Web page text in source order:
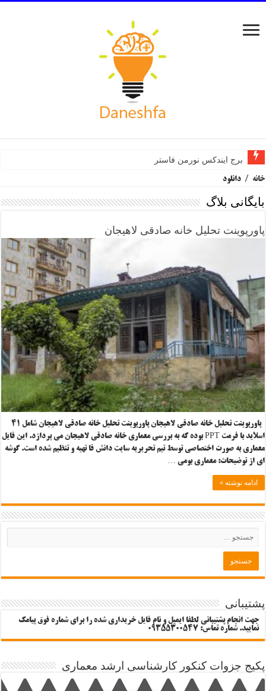
برج ایندکس نورمن فاستر
خانه / دانلود
بایگانی بلاگ
پاورپوینت تحلیل خانه صادقی لاهیجان
پاورپوینت تحلیل خانه صادقی لاهیجان پاورپوینت تحلیل خانه صادقی لاهیجان شامل ۴۱
اسلاید با فرمت PPT بوده که به بررسی معماری خانه صادقی لاهیجان می پردازد. این فایل
معماری به صورت اختصاصی توسط تیم تحریریه سایت دانش فا تهیه و تنظیم شده است. گوشه
ای از توضیحات: معماری بومی …
ادامه نوشته »
پشتیبانی
جهت انجام پشتیبانی لطفا ایمیل و نام فایل خریداری شده را برای شماره فوق پیامک
نمایید. شماره تماس: 09355300547
پکیج جزوات کنکور کارشناسی ارشد معماری